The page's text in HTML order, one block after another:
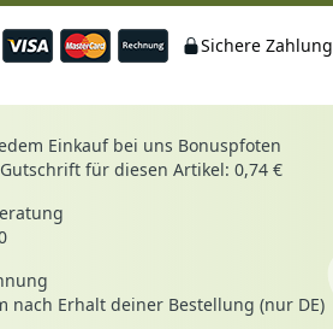
Sichere Zahlung
Einkauf bei uns Bonuspfoten
für diesen Artikel: 0,74 €
nach Erhalt deiner Bestellung (nur DE)